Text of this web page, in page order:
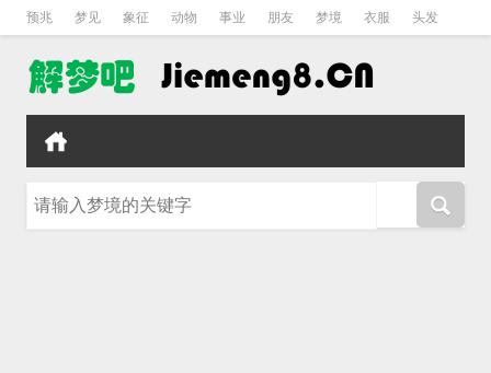
预兆 梦见 象征 动物 事业 朋友 梦境 衣服 头发